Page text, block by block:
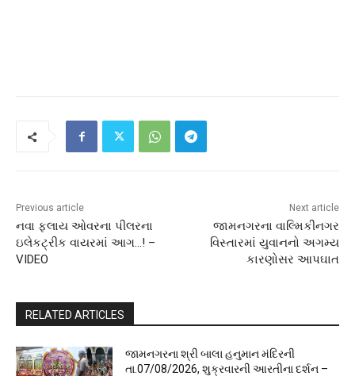
Previous article
નવા ફલાય ઓવરના પીલરના
ઇલેકટ્રીક વાયરમાં આગ…! –
VIDEO
Next article
જામનગરના વાલ્મિકીનગર
વિસ્તારમાં યુવાનનો અગમ્ય
કારણોસર આપઘાત
RELATED ARTICLES
જામનગરના શ્રી બાલા હનુમાન મંદિરની
તા.07/08/2026, શુક્રવારની આરતીના દર્શન –